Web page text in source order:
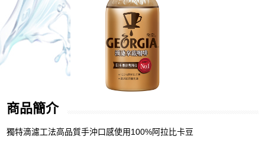
商品簡介
獨特滴濾工法高品質手沖口感使用100%阿拉比卡豆